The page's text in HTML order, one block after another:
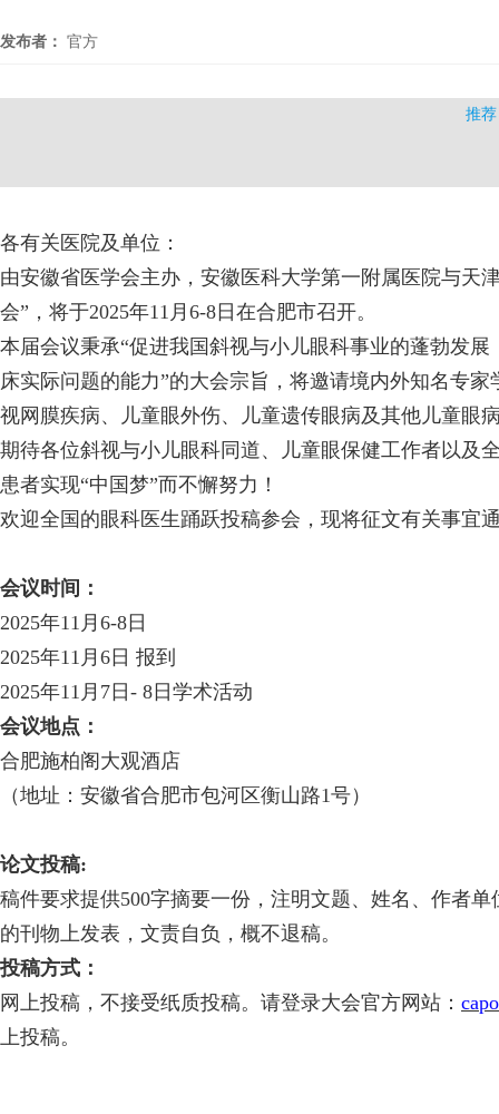
发布者： 官方
推荐
各有关医院及单位：
由安徽省医学会主办，安徽医科大学第一附属医院与天
会” ， 将于2025年11月6-8日在合肥市召开。
本届会议秉承“促进我国斜视与小儿眼科事业的蓬勃发展
床实际问题的能力”的大会宗旨 ， 将邀请境内外知名专家
视网膜疾病、儿童眼外伤、儿童遗传眼病及其他儿童眼
期待各位斜视与小儿眼科同道、儿童眼保健工作者以及
患者实现“中国梦”而不懈努力！
欢迎全国的眼科医生踊跃投稿参会，现将征文有关事宜
会议时间：
2025年11月6-8日
2025年11月6日 报到
2025年11月7日- 8日学术活动
会议地点：
合肥施柏阁大观酒店
（地址：安徽省合肥市包河区衡山路1号）
论文投稿:
稿件要求提供500字摘要一份，注明文题、姓名、作者
的刊物上发表，文责自负，概不退稿。
投稿方式：
网上投稿，不接受纸质投稿。请登录大会官方网站：
上投稿。